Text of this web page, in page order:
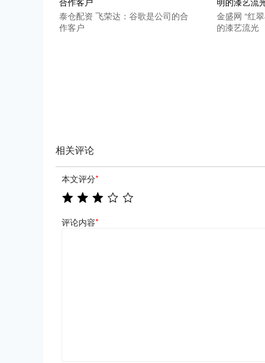
泰仓配资 飞荣达：谷歌是公司的合
作客户
金盛网 “红
的漆艺流光
相关评论
本文评分*
评论内容*